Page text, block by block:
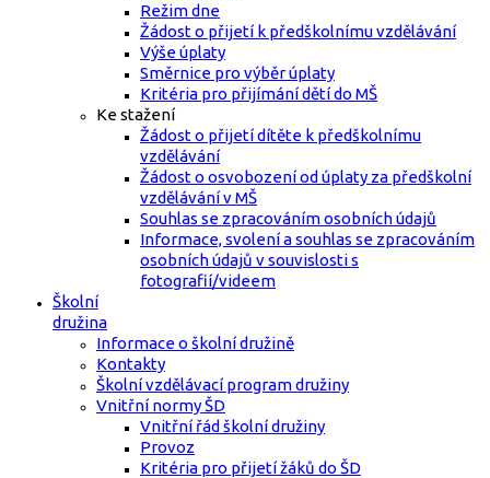
Režim dne
Žádost o přijetí k předškolnímu vzdělávání
Výše úplaty
Směrnice pro výběr úplaty
Kritéria pro přijímání dětí do MŠ
Ke stažení
Žádost o přijetí dítěte k předškolnímu
vzdělávání
Žádost o osvobození od úplaty za předškolní
vzdělávání v MŠ
Souhlas se zpracováním osobních údajů
Informace, svolení a souhlas se zpracováním
osobních údajů v souvislosti s
fotografií/videem
Školní
družina
Informace o školní družině
Kontakty
Školní vzdělávací program družiny
Vnitřní normy ŠD
Vnitřní řád školní družiny
Provoz
Kritéria pro přijetí žáků do ŠD